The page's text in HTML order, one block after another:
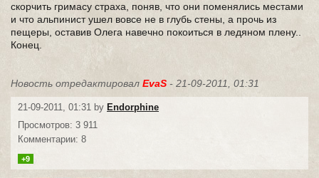
скорчить гримасу страха, поняв, что они поменялись местами
и что альпинист ушел вовсе не в глубь стены, а прочь из
пещеры, оставив Олега навечно покоиться в ледяном плену..
Конец.
Новость отредактировал EvaS - 21-09-2011, 01:31
21-09-2011, 01:31 by Endorphine
Просмотров: 3 911
Комментарии: 8
+9